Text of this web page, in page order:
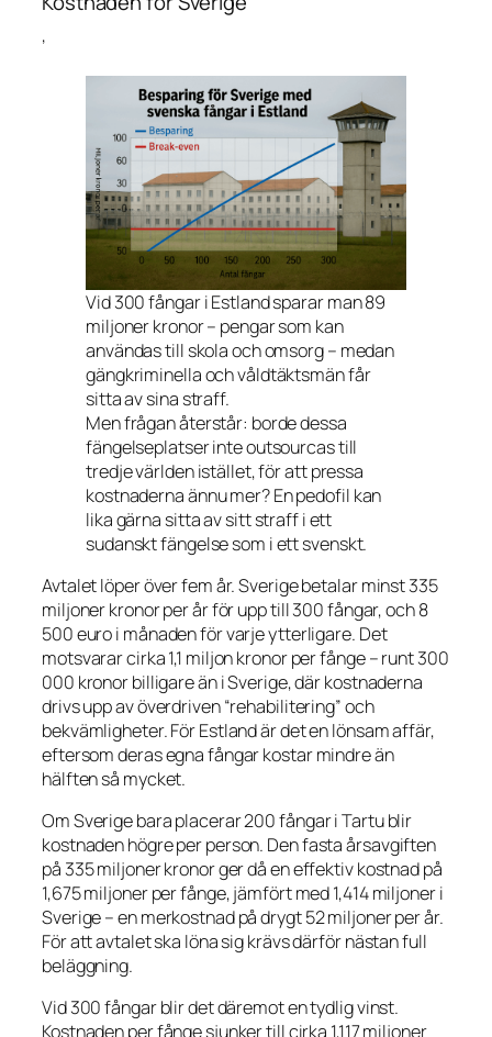
’
Vid 300 fångar i Estland sparar man 89
miljoner kronor – pengar som kan
användas till skola och omsorg – medan
gängkriminella och våldtäktsmän får
sitta av sina straff.
Men frågan återstår: borde dessa
fängelseplatser inte outsourcas till
tredje världen istället, för att pressa
kostnaderna ännu mer? En pedofil kan
lika gärna sitta av sitt straff i ett
sudanskt fängelse som i ett svenskt.
Avtalet löper över fem år. Sverige betalar minst 335
miljoner kronor per år för upp till 300 fångar, och 8
500 euro i månaden för varje ytterligare. Det
motsvarar cirka 1,1 miljon kronor per fånge – runt 300
000 kronor billigare än i Sverige, där kostnaderna
drivs upp av överdriven “rehabilitering” och
bekvämligheter. För Estland är det en lönsam affär,
eftersom deras egna fångar kostar mindre än
hälften så mycket.
Om Sverige bara placerar 200 fångar i Tartu blir
kostnaden högre per person. Den fasta årsavgiften
på 335 miljoner kronor ger då en effektiv kostnad på
1,675 miljoner per fånge, jämfört med 1,414 miljoner i
Sverige – en merkostnad på drygt 52 miljoner per år.
För att avtalet ska löna sig krävs därför nästan full
beläggning.
Vid 300 fångar blir det däremot en tydlig vinst.
Kostnaden per fånge sjunker till cirka 1,117 miljoner